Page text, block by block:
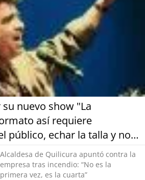
nuevo show "La
así requiere
público, echar la talla y no
Alcaldesa de Quilicura apuntó contra la
empresa tras incendio: “No es la
primera vez, es la cuarta”